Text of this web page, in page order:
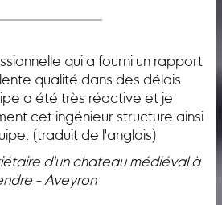
qui a fourni un rapport
qualité dans des délais
a été très réactive et je
cet ingénieur structure ainsi
(traduit de l'anglais)
d'un chateau médiéval à
- Aveyron